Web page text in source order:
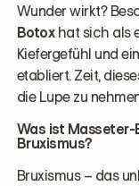
Wunder wirkt?
Botoxhat sich als
Kiefergefühl und
etabliert. Zeit,
die Lupe zu
Was ist
Bruxismus?
Bruxismus – das